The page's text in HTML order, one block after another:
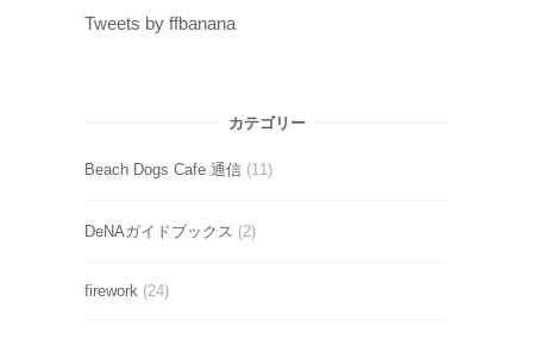
Tweets by ffbanana
カテゴリー
Beach Dogs Cafe 通信 (11)
DeNAガイドブックス (2)
firework (24)